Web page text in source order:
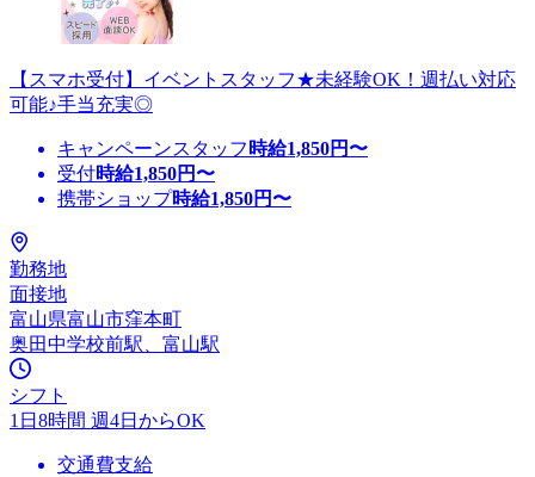
【スマホ受付】イベントスタッフ★未経験OK！週払い対応
可能♪手当充実◎
キャンペーンスタッフ 時給1,850円〜
受付時給1,850円〜
携帯ショップ時給1,850円〜
勤務地
面接地
富山県富山市窪本町
奥田中学校前駅、富山駅
シフト
1日8時間 週4日からOK
交通費支給